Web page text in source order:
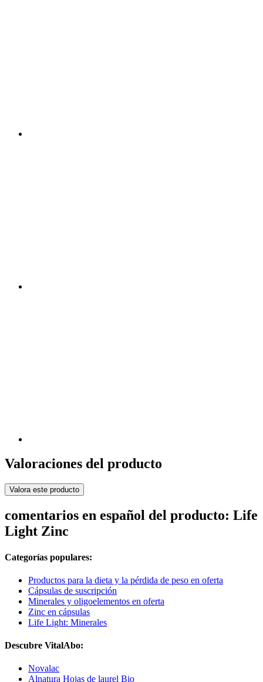
Valoraciones del producto
Valora este producto
comentarios en español del producto: Life
Light Zinc
Categorías populares:
Productos para la dieta y la pérdida de peso en oferta
Cápsulas de suscripción
Minerales y oligoelementos en oferta
Zinc en cápsulas
Life Light: Minerales
Descubre VitalAbo:
Novalac
Alnatura Hojas de laurel Bio